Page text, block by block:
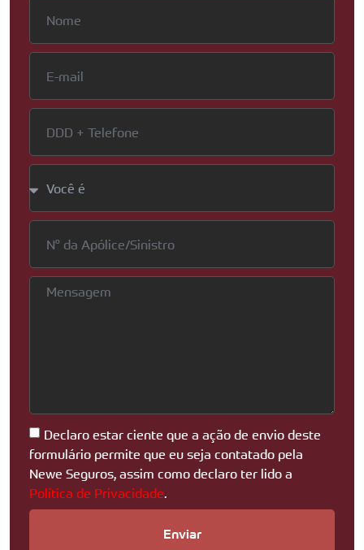
Declaro estar ciente que a ação de envio deste
formulário permite que eu seja contatado pela
Newe Seguros, assim como declaro ter lido a
Política de Privacidade.
Enviar